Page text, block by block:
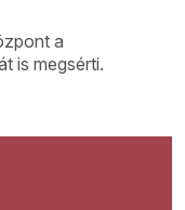
a
is megsérti.